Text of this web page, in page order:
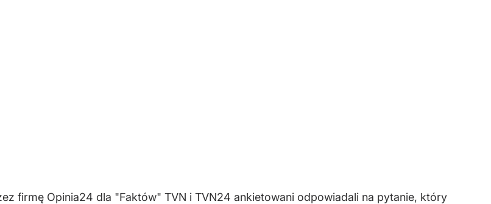
firmę Opinia24 dla "Faktów" TVN i TVN24 ankietowani odpowiadali na pytanie, który